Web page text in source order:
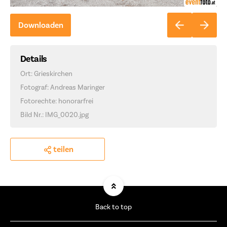
Downloaden
Details
Ort: Grieskirchen
Fotograf: Andreas Maringer
Fotorechte: honorarfrei
Bild Nr.: IMG_0020.jpg
teilen
Back to top